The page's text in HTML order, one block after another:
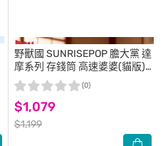
野獸國 SUNRISEPOP 膽大黨 達
摩系列 存錢筒 高速婆婆(貓版)
愛情粉
$1,079
$1,199
(0)